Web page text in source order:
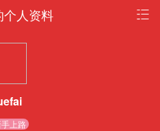
个人资料
上路